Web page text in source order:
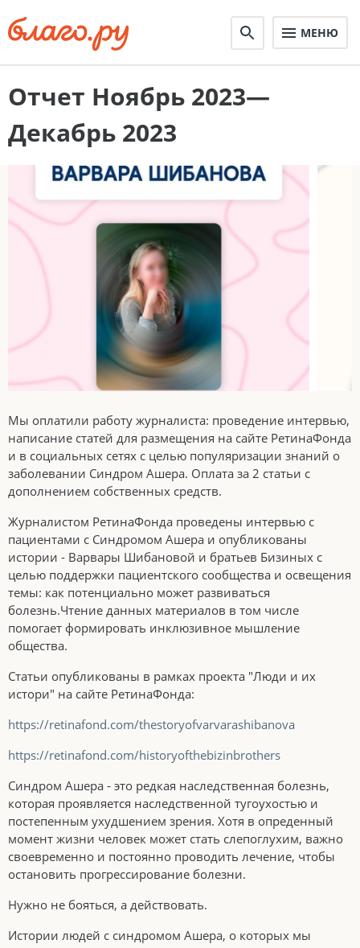
МЕНЮ
Отчет Ноябрь 2023—
Декабрь 2023
Мы оплатили работу журналиста: проведение интервью,
написание статей для размещения на сайте РетинаФонда
и в социальных сетях с целью популяризации знаний о
заболевании Синдром Ашера. Оплата за 2 статьи с
дополнением собственных средств.
Журналистом РетинаФонда проведены интервью с
пациентами с Синдромом Ашера и опубликованы
истории - Варвары Шибановой и братьев Бизиных с
целью поддержки пациентского сообщества и освещения
темы: как потенциально может развиваться
болезнь.Чтение данных материалов в том числе
помогает формировать инклюзивное мышление
общества.
Статьи опубликованы в рамках проекта "Люди и их
истори" на сайте РетинаФонда:
https://retinafond.com/thestoryofvarvarashibanova
https://retinafond.com/historyofthebizinbrothers
Синдром Ашера - это редкая наследственная болезнь,
которая проявляется наследственной тугоухостью и
постепенным ухудшением зрения. Хотя в опреденный
момент жизни человек может стать слепоглухим, важно
своевременно и постоянно проводить лечение, чтобы
остановить прогрессирование болезни.
Нужно не бояться, а действовать.
Истории людей с синдромом Ашера, о которых мы